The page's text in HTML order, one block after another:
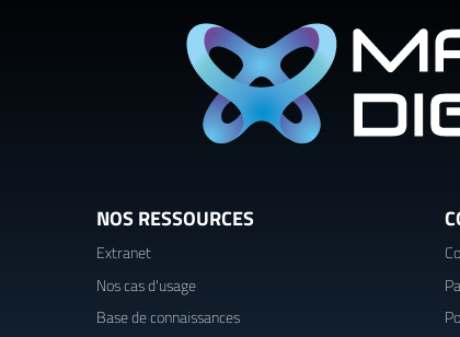
NOS RESSOURCES
Extranet
Nos cas d'usage
Base de connaissances